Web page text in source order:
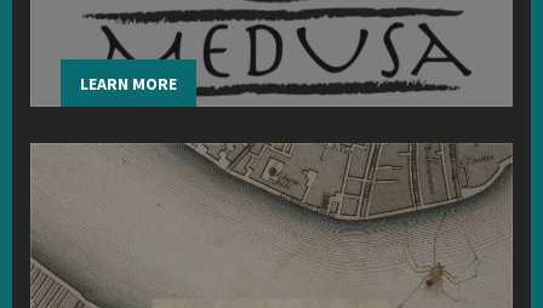
LEARN MORE